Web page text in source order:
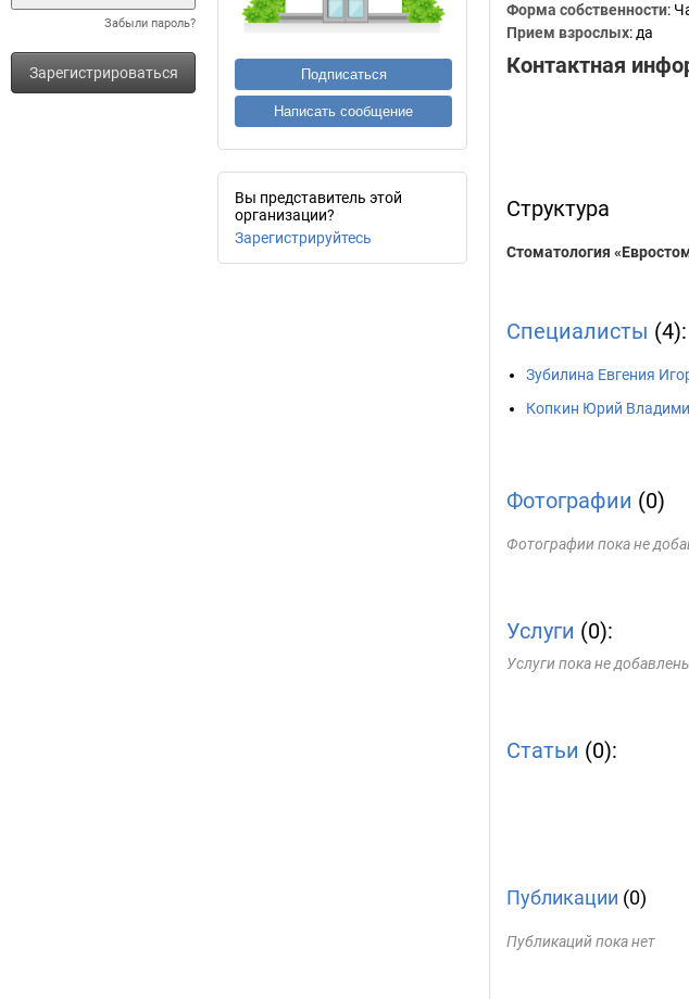
Забыли пароль?
Зарегистрироваться Подписаться
Написать сообщение
Вы представитель этой
организации?
Зарегистрируйтесь
Форма собственности:
Прием взрослых: да
Контактная
Структура
Стоматология
Специалисты (4):
Зубилина Евгения
Копкин Юрий
Фотографии (0)
Фотографии пока не
Услуги (0):
Услуги пока не
Статьи (0):
Публикации (0)
Публикаций пока нет